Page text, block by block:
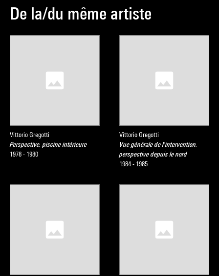
De la/du même artiste
Vittorio Gregotti
Perspective, piscine intérieure
1978 - 1980
Vittorio Gregotti
Vue générale de l'intervention,
perspective depuis le nord
1984 - 1985